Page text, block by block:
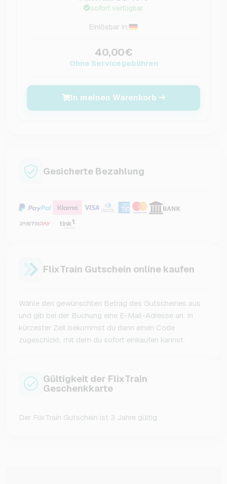
sofort verfügbar
Einlösbar in:
40,00€
Ohne Servicegebühren
In meinen Warenkorb
Gesicherte Bezahlung
FlixTrain Gutschein online kaufen
Wähle den gewünschten Betrag des Gutscheines aus
und gib bei der Buchung eine E-Mail-Adresse an. In
kürzester Zeit bekommst du dann einen Code
zugeschickt, mit dem du sofort einkaufen kannst.
Gültigkeit der FlixTrain
Geschenkkarte
Der FlixTrain Gutschein ist 3 Jahre gültig.